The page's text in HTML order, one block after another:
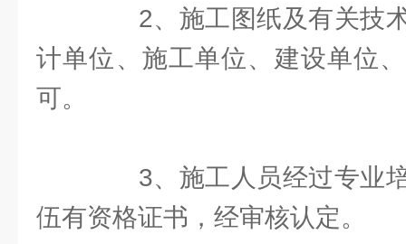
2、施工图纸及有关技术
计单位、施工单位、建设单位
可。
3、施工人员经过专业培
伍有资格证书，经审核认定。